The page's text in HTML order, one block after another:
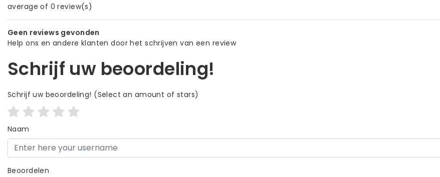
average of 0 review(s)
Geen reviews gevonden
Help ons en andere klanten door het schrijven van een review
Schrijf uw beoordeling!
Schrijf uw beoordeling! (Select an amount of stars)
Naam
Beoordelen